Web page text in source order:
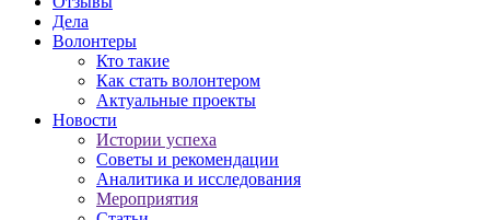
Дела
Волонтеры
Кто такие
Как стать волонтером
Актуальные проекты
Новости
Истории успеха
Советы и рекомендации
Аналитика и исследования
Мероприятия